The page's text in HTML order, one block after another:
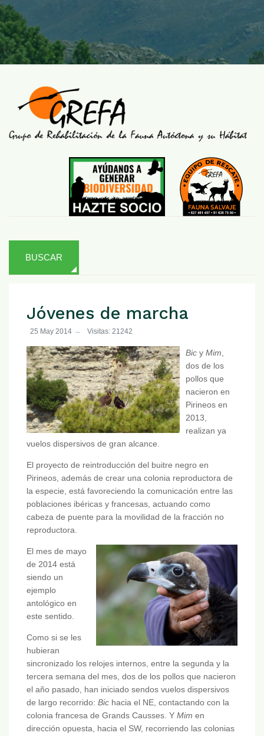
BUSCAR
Jóvenes de marcha
25 May 2014 Visitas: 21242
Bic y Mim,
dos de los
pollos que
nacieron en
Pirineos en
2013,
realizan ya
vuelos dispersivos de gran alcance.
El proyecto de reintroducción del buitre negro en
Pirineos, además de crear una colonia reproductora de
la especie, está favoreciendo la comunicación entre las
poblaciones ibéricas y francesas, actuando como
cabeza de puente para la movilidad de la fracción no
reproductora.
El mes de mayo
de 2014 está
siendo un
ejemplo
antológico en
este sentido.
Como si se les
hubieran
sincronizado los relojes internos, entre la segunda y la
tercera semana del mes, dos de los pollos que nacieron
el año pasado, han iniciado sendos vuelos dispersivos
de largo recorrido: Bic hacia el NE, contactando con la
colonia francesa de Grands Causses. Y Mim en
dirección opuesta, hacia el SW, recorriendo las colonias